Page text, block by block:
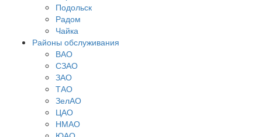
Подольск
Радом
Чайка
Районы обслуживания
ВАО
СЗАО
ЗАО
ТАО
ЗелАО
ЦАО
НМАО